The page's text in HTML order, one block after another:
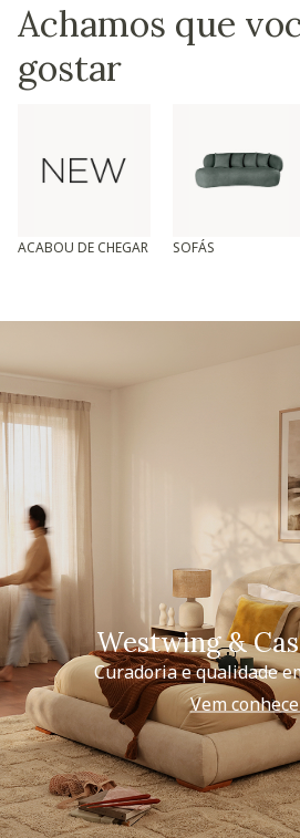
Achamos que
gostar
ACABOU DE CHEGAR SOFÁS
Westwing &
Curadoria e qualidade
Vem